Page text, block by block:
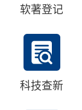
软著登记
科技查新